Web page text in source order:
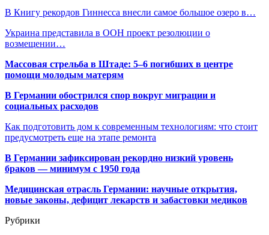
В Книгу рекордов Гиннесса внесли самое большое озеро в…
Украина представила в ООН проект резолюции о
возмещении…
Массовая стрельба в Штаде: 5–6 погибших в центре
помощи молодым матерям
В Германии обострился спор вокруг миграции и
социальных расходов
Как подготовить дом к современным технологиям: что стоит
предусмотреть еще на этапе ремонта
В Германии зафиксирован рекордно низкий уровень
браков — минимум с 1950 года
Медицинская отрасль Германии: научные открытия,
новые законы, дефицит лекарств и забастовки медиков
Рубрики